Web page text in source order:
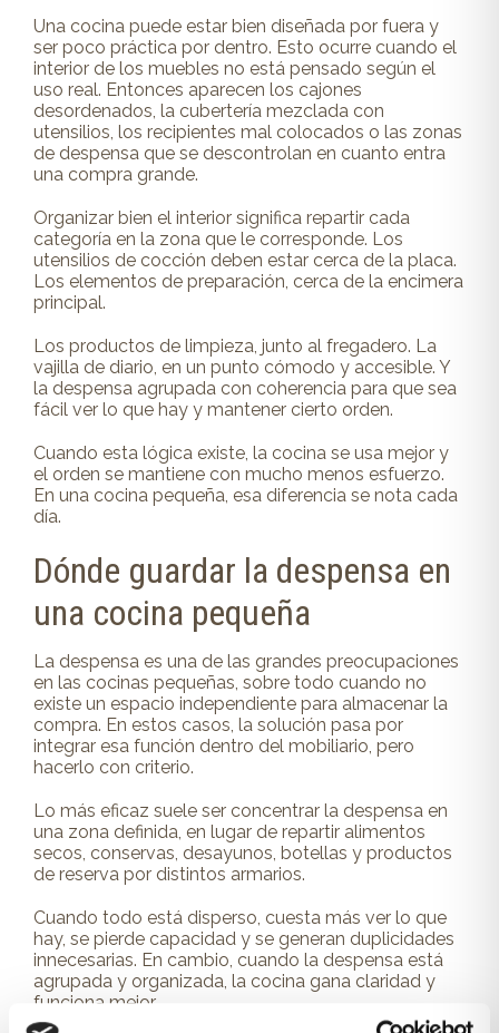
Una cocina puede estar bien diseñada por fuera y
ser poco práctica por dentro. Esto ocurre cuando el
interior de los muebles no está pensado según el
uso real. Entonces aparecen los cajones
desordenados, la cubertería mezclada con
utensilios, los recipientes mal colocados o las zonas
de despensa que se descontrolan en cuanto entra
una compra grande.
Organizar bien el interior significa repartir cada
categoría en la zona que le corresponde. Los
utensilios de cocción deben estar cerca de la placa.
Los elementos de preparación, cerca de la encimera
principal.
Los productos de limpieza, junto al fregadero. La
vajilla de diario, en un punto cómodo y accesible. Y
la despensa agrupada con coherencia para que sea
fácil ver lo que hay y mantener cierto orden.
Cuando esta lógica existe, la cocina se usa mejor y
el orden se mantiene con mucho menos esfuerzo.
En una cocina pequeña, esa diferencia se nota cada
día.
Dónde guardar la despensa en
una cocina pequeña
La despensa es una de las grandes preocupaciones
en las cocinas pequeñas, sobre todo cuando no
existe un espacio independiente para almacenar la
compra. En estos casos, la solución pasa por
integrar esa función dentro del mobiliario, pero
hacerlo con criterio.
Lo más eficaz suele ser concentrar la despensa en
una zona definida, en lugar de repartir alimentos
secos, conservas, desayunos, botellas y productos
de reserva por distintos armarios.
Cuando todo está disperso, cuesta más ver lo que
hay, se pierde capacidad y se generan duplicidades
innecesarias. En cambio, cuando la despensa está
agrupada y organizada, la cocina gana claridad y
funciona mejor.